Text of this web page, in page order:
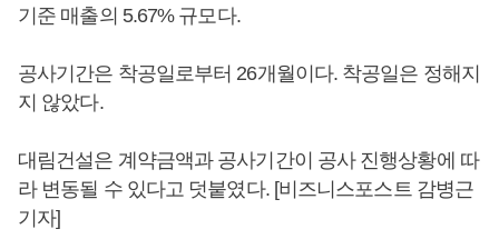
기준 매출의 5.67% 규모다.
공사기간은 착공일로부터 26개월이다. 착공일은 정해지
지 않았다.
대림건설은 계약금액과 공사기간이 공사 진행상황에 따
라 변동될 수 있다고 덧붙였다. [비즈니스포스트 감병근
기자]